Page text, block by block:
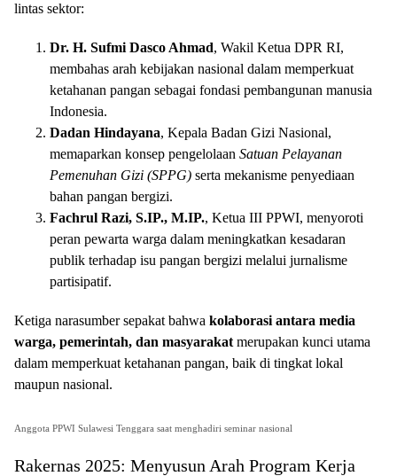
lintas sektor:
Dr. H. Sufmi Dasco Ahmad, Wakil Ketua DPR RI,
membahas arah kebijakan nasional dalam memperkuat
ketahanan pangan sebagai fondasi pembangunan manusia
Indonesia.
Dadan Hindayana, Kepala Badan Gizi Nasional,
memaparkan konsep pengelolaan Satuan Pelayanan
Pemenuhan Gizi (SPPG) serta mekanisme penyediaan
bahan pangan bergizi.
Fachrul Razi, S.IP., M.IP., Ketua III PPWI, menyoroti
peran pewarta warga dalam meningkatkan kesadaran
publik terhadap isu pangan bergizi melalui jurnalisme
partisipatif.
Ketiga narasumber sepakat bahwa kolaborasi antara media
warga, pemerintah, dan masyarakat merupakan kunci utama
dalam memperkuat ketahanan pangan, baik di tingkat lokal
maupun nasional.
Anggota PPWI Sulawesi Tenggara saat menghadiri seminar nasional
Rakernas 2025: Menyusun Arah Program Kerja